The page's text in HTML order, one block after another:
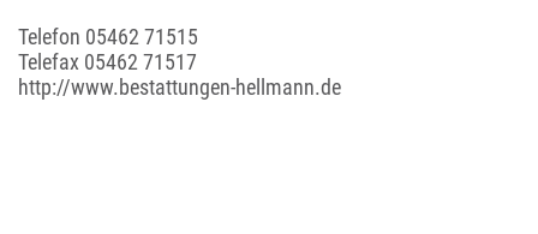
Telefon 05462 71515
Telefax 05462 71517
http://www.bestattungen-hellmann.de